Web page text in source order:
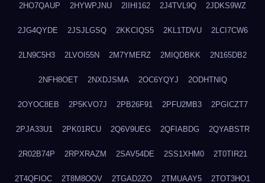
2HO7QAUP 2HYWPJNU 2IIHI162 2J4TVL9Q 2JDKS9WZ
2JG4QYDE 2JSJLGSQ 2KKCIQS5 2KL1TDVU 2LCI7CW6
2LN9C5H3 2LVOI55N 2M7YMERZ 2MIQDBKK 2N165DB2
2NFH8OET 2NXDJSMA 2OC6YQYJ 2ODHTNIQ
2OYOC8EB 2P5KVO7J 2PB26F91 2PFU2MB3 2PGICZT7
2PJA33U1 2PK01RCU 2Q6V9UEG 2QFIABDG 2QYABSTR
2R02B74P 2RPXRAZM 2SAV54DE 2SS1XHM0 2T0TIR21
2T4QFIOC 2T8M8OOV 2TGAD2ZO 2TMUAAY5 2TOT3HO1